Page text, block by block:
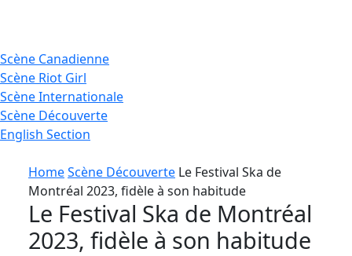
Scène Canadienne
Scène Riot Girl
ScèneInternationale
Scène Découverte
English Section
HomeScène Découverte Le Festival Ska de
Montréal 2023, fidèle à son habitude
Le Festival Ska de Montréal
2023, fidèle à son habitude